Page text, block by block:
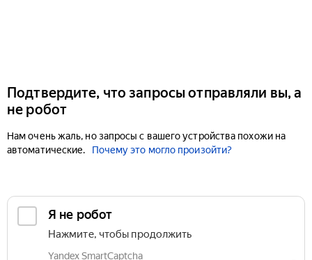
Подтвердите, что запросы отправляли вы, а
не робот
Нам очень жаль, но запросы с вашего устройства похожи на
автоматические.
Почему это могло произойти?